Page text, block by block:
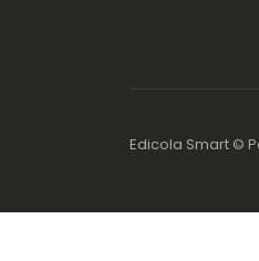
Edicola Smart ©